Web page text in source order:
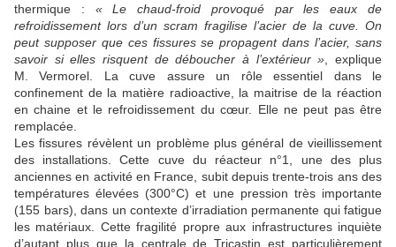
thermique : « Le chaud-froid provoqué par les eaux de
refroidissement lors d’un scram fragilise l’acier de la cuve. On
peut supposer que ces fissures se propagent dans l’acier, sans
savoir si elles risquent de déboucher à l’extérieur » , explique
M. Vermorel. La cuve assure un rôle essentiel dans le
confinement de la matière radioactive, la maitrise de la réaction
en chaine et le refroidissement du cœur. Elle ne peut pas être
remplacée.
Les fissures révèlent un problème plus général de vieillissement
des installations. Cette cuve du réacteur n°1, une des plus
anciennes en activité en France, subit depuis trente-trois ans des
températures élevées (300°C) et une pression très importante
(155 bars), dans un contexte d’irradiation permanente qui fatigue
les matériaux. Cette fragilité propre aux infrastructures inquiète
d’autant plus que la centrale de Tricastin est particulièrement